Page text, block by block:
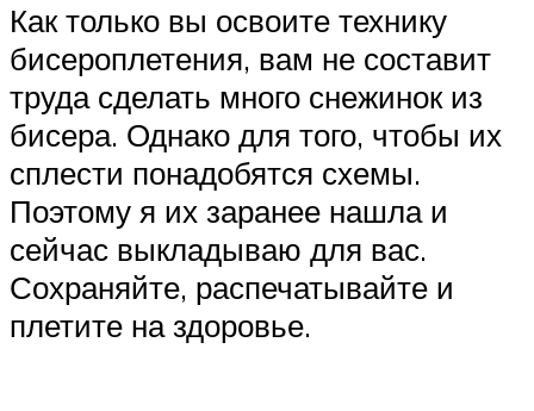
Как только вы освоите технику
бисероплетения, вам не составит
труда сделать много снежинок из
бисера. Однако для того, чтобы их
сплести понадобятся схемы.
Поэтому я их заранее нашла и
сейчас выкладываю для вас.
Сохраняйте, распечатывайте и
плетите на здоровье.